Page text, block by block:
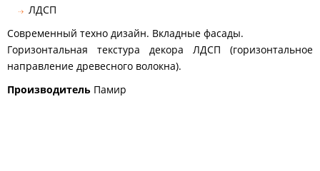
ЛДСП
Современный техно дизайн. Вкладные фасады.
Горизонтальная текстура декора ЛДСП (горизонтальное
направление древесного волокна).
Производитель Памир
ЗЕРКАЛА
ФАБРИКИ